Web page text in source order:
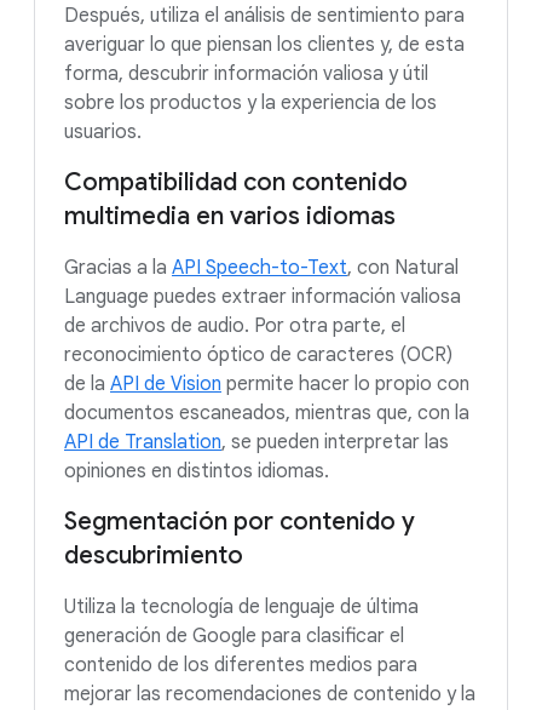
Después, utiliza el análisis de sentimiento para
averiguar lo que piensan los clientes y, de esta
forma, descubrir información valiosa y útil
sobre los productos y la experiencia de los
usuarios.
Compatibilidad con contenido
multimedia en varios idiomas
Gracias a la API Speech-to-Text, con Natural
Language puedes extraer información valiosa
de archivos de audio. Por otra parte, el
reconocimiento óptico de caracteres (OCR)
de la API de Vision permite hacer lo propio con
documentos escaneados, mientras que, con la
API de Translation, se pueden interpretar las
opiniones en distintos idiomas.
Segmentación por contenido y
descubrimiento
Utiliza la tecnología de lenguaje de última
generación de Google para clasificar el
contenido de los diferentes medios para
mejorar las recomendaciones de contenido y la